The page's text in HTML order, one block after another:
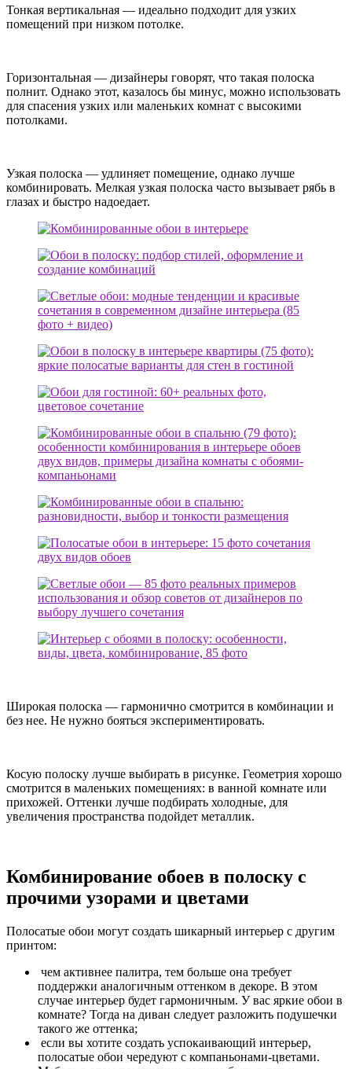
Тонкая вертикальная — идеально подходит для узких
помещений при низком потолке.
Горизонтальная — дизайнеры говорят, что такая полоска
полнит. Однако этот, казалось бы минус, можно использовать
для спасения узких или маленьких комнат с высокими
потолками.
Узкая полоска — удлиняет помещение, однако лучше
комбинировать. Мелкая узкая полоска часто вызывает рябь в
глазах и быстро надоедает.
Широкая полоска — гармонично смотрится в комбинации и
без нее. Не нужно бояться экспериментировать.
Косую полоску лучше выбирать в рисунке. Геометрия хорошо
смотрится в маленьких помещениях: в ванной комнате или
прихожей. Оттенки лучше подбирать холодные, для
увеличения пространства подойдет металлик.
Комбинирование обоев в полоску с
прочими узорами и цветами
Полосатые обои могут создать шикарный интерьер с другим
принтом:
чем активнее палитра, тем больше она требует
поддержки аналогичным оттенком в декоре. В этом
случае интерьер будет гармоничным. У вас яркие обои в
комнате? Тогда на диван следует разложить подушечки
такого же оттенка;
если вы хотите создать успокаивающий интерьер,
полосатые обои чередуют с компаньонами-цветами.